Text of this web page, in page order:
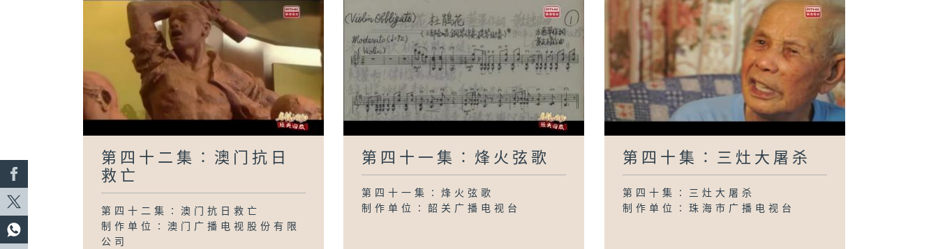
第四十二集∶澳门抗日
救亡
第四十二集∶澳门抗日救亡
制作单位∶澳门广播电视股份有限
公司
第四十一集∶烽火弦歌
第四十一集∶烽火弦歌
制作单位∶韶关广播电视台
第四十集∶三灶大屠杀
第四十集∶三灶大屠杀
制作单位∶珠海市广播电视台